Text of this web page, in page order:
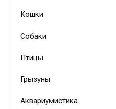
Кошки
Собаки
Птицы
Грызуны
Аквариумистика